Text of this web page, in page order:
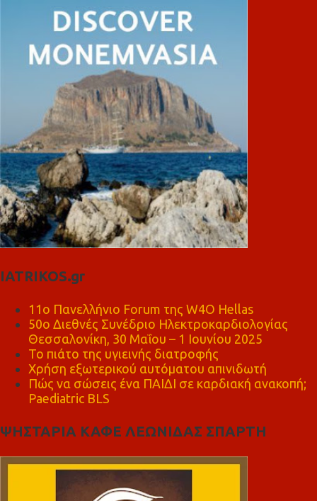
IATRIKOS.gr
11ο Πανελλήνιο Forum της W4O Hellas
50ο Διεθνές Συνέδριο Ηλεκτροκαρδιολογίας
Θεσσαλονίκη, 30 Μαΐου – 1 Ιουνίου 2025
Το πιάτο της υγιεινής διατροφής
Χρήση εξωτερικού αυτόματου απινιδωτή
Πώς να σώσεις ένα ΠΑΙΔΙ σε καρδιακή ανακοπή;
Paediatric BLS
ΨΗΣΤΑΡΙΑ ΚΑΦΕ ΛΕΩΝΙΔΑΣ ΣΠΑΡΤΗ